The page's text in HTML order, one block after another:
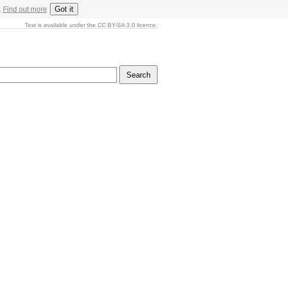
Find out more Got it
Text is available under the CC BY-SA 3.0 licence.